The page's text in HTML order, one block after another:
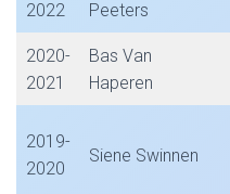
2022
Peeters
2020-
2021
Bas Van
Haperen
2019-
2020
Siene Swinnen